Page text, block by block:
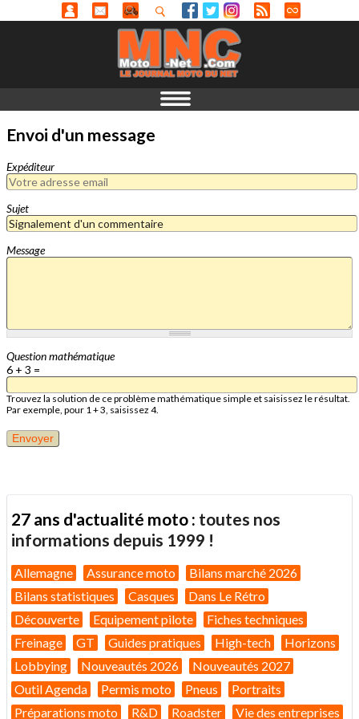
Envoi d'un message
Expéditeur
Sujet
Message
Question mathématique
6 + 3 =
Trouvez la solution de ce problème mathématique simple et saisissez le résultat.
Par exemple, pour 1 + 3, saisissez 4.
27 ans d'actualité moto : toutes nos
informations depuis 1999 !
Allemagne Assurance moto
Bilans marché 2026
Bilans statistiques
Casques
Dans Le Rétro
Découverte
Equipement pilote
Fiches techniques
Freinage
GT Guides pratiques High-tech
Horizons
Lobbying
Nouveautés 2026
Nouveautés 2027
Outil Agenda
Permis moto Pneus
Portraits
Préparations moto
R&D Roadster Vie des entreprises